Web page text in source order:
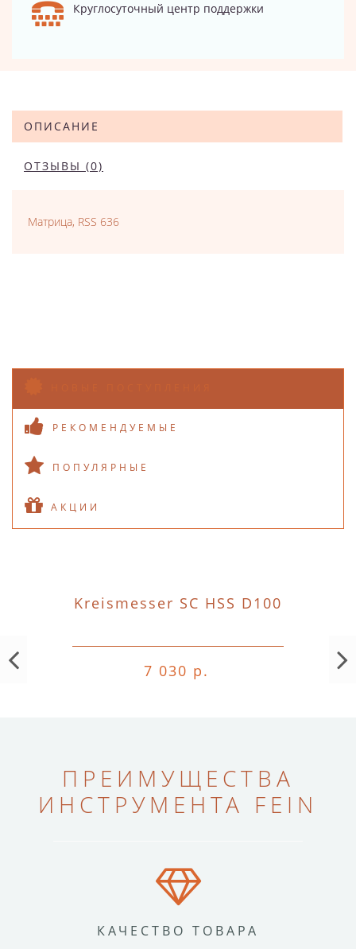
Круглосуточный центр поддержки
ОПИСАНИЕ
ОТЗЫВЫ (0)
Матрица, RSS 636
РЕКОМЕНДУЕМЫЕ
ПОПУЛЯРНЫЕ
АКЦИИ
Kreismesser SC HSS D100
7 030 р.
ПРЕИМУЩЕСТВА
ИНСТРУМЕНТА FEIN
КАЧЕСТВО ТОВАРА